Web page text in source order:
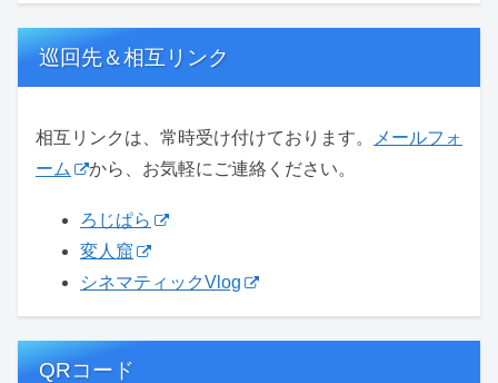
巡回先＆相互リンク
相互リンクは、常時受け付けております。
メールフォ
ーム
から、お気軽にご連絡ください。
ろじぱら
変人窟
シネマティックVlog
QRコード